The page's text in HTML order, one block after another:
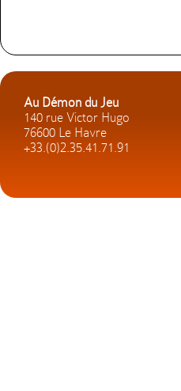
Au Démon du Jeu
140 rue Victor Hugo
76600 Le Havre
+33.(0)2.35.41.71.91